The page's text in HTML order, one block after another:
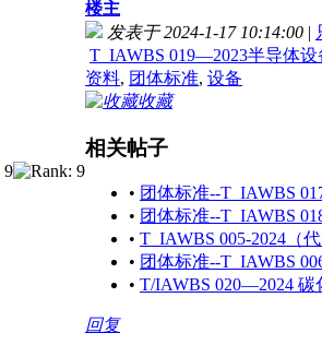
楼主
发表于 2024-1-17 10:14:00 |
T_IAWBS 019—2023半导体
资料, 团体标准, 设备
收藏
相关帖子
• 团体标准--T_IAWBS
• 团体标准--T_IAWBS
• T_IAWBS 005-2024（
• 团体标准--T_IAWBS
• T/IAWBS 020—2024
回复